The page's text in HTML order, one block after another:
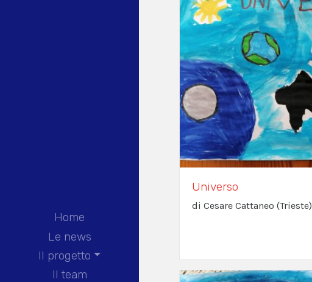
Home
Le news
Il progetto
Il team
Universo
di Cesare Cattaneo (Trieste)